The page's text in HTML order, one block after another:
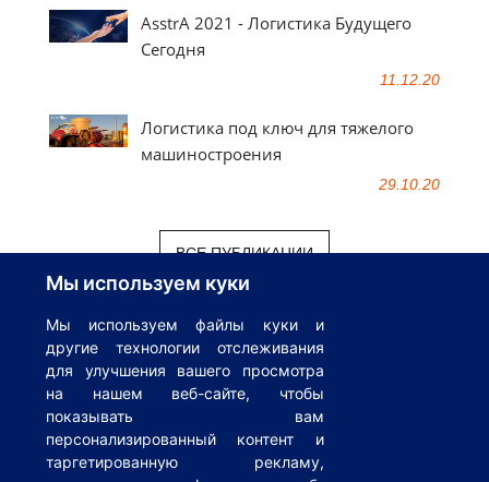
Мы используем куки
Мы используем файлы куки и
другие технологии отслеживания
для улучшения вашего просмотра
на нашем веб-сайте, чтобы
показывать вам
персонализированный контент и
таргетированную рекламу,
AsstrA 2021 - Логистика Будущего
Сегодня
11.12.20
Логистика под ключ для тяжелого
машиностроения
29.10.20
ВСЕ ПУБЛИКАЦИИ
© 1995-2026 AsstrA-Associated Traffic AGВсе права защищены |
Инкотермс|Глоссарий|Логистический справочник
Policy|Cookies Policy
Privacy Policy AsstrA Track&Trace
Visibility|Политика обработки персональных данных